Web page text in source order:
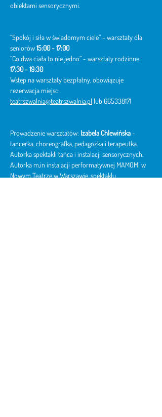
obiektami sensorycznymi.
“Spokój i siła w świadomym ciele” - warsztaty dla
seniorów 15:00 - 17:00
“Co dwa ciała to nie jedno” - warsztaty rodzinne
17:30 - 19:30
Wstęp na warsztaty bezpłatny, obowiązuje
rezerwacja miejsc:
teatrszwalnia@teatrszwalnia.pl lub 665338171
Prowadzenie warsztatów: Izabela Chlewińska -
tancerka, choreografka, pedagożka i terapeutka.
Autorka spektakli tańca i instalacji sensorycznych.
Autorka m,in instalacji performatywnej MAMOMI w
Nowym Teatrze w Warszawie, spektaklu